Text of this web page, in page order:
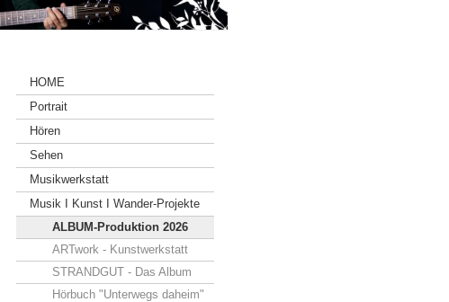
HOME
Portrait
Hören
Sehen
Musikwerkstatt
Musik I Kunst I Wander-Projekte
ALBUM-Produktion 2026
ARTwork - Kunstwerkstatt
STRANDGUT - Das Album
Hör buch "Unterwegs daheim"